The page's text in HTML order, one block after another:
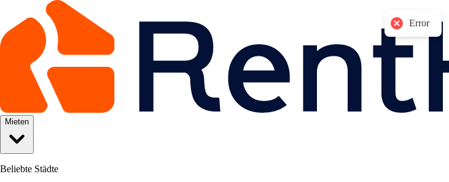
Mieten
Beliebte Städte
Error